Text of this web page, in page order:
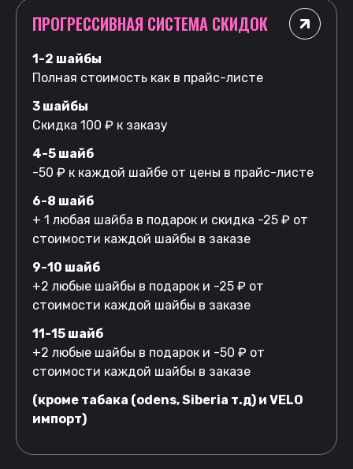
ПРОГРЕССИВНАЯ СИСТЕМА СКИДОК
1-2 шайбы
Полная стоимость как в прайс-листе
3 шайбы
Скидка 100 ₽ к заказу
4-5 шайб
-50 ₽ к каждой шайбе от цены в прайс-листе
6-8 шайб
+ 1 любая шайба в подарок и скидка -25 ₽ от
стоимости каждой шайбы в заказе
9-10 шайб
+2 любые шайбы в подарок и -25 ₽ от
стоимости каждой шайбы в заказе
11-15 шайб
+2 любые шайбы в подарок и -50 ₽ от
стоимости каждой шайбы в заказе
(кроме табака (odens, Siberia т.д) и VELO
импорт)